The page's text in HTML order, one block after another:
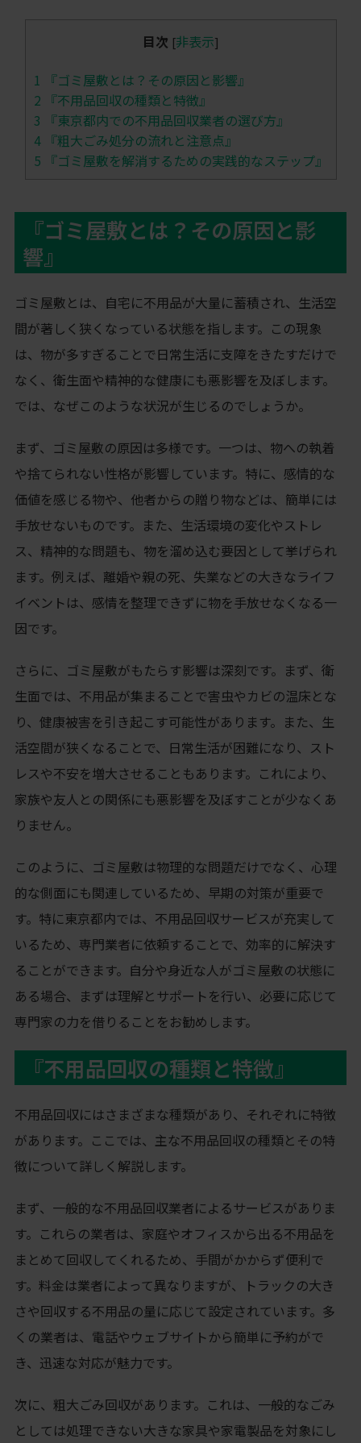
目次 [非表示]
1 『ゴミ屋敷とは？その原因と影響』
2 『不用品回収の種類と特徴』
3 『東京都内での不用品回収業者の選び方』
4『粗大ごみ処分の流れと注意点』
5 『ゴミ屋敷を解消するための実践的なステップ』
『ゴミ屋敷とは？その原因と影
響』
ゴミ屋敷とは、自宅に不用品が大量に蓄積され、生活空
間が著しく狭くなっている状態を指します。この現象
は、物が多すぎることで日常生活に支障をきたすだけで
なく、衛生面や精神的な健康にも悪影響を及ぼします。
では、なぜこのような状況が生じるのでしょうか。
まず、ゴミ屋敷の原因は多様です。一つは、物への執着
や捨てられない性格が影響しています。特に、感情的な
価値を感じる物や、他者からの贈り物などは、簡単には
手放せないものです。また、生活環境の変化やストレ
ス、精神的な問題も、物を溜め込む要因として挙げられ
ます。例えば、離婚や親の死、失業などの大きなライフ
イベントは、感情を整理できずに物を手放せなくなる一
因です。
さらに、ゴミ屋敷がもたらす影響は深刻です。まず、衛
生面では、不用品が集まることで害虫やカビの温床とな
り、健康被害を引き起こす可能性があります。また、生
活空間が狭くなることで、日常生活が困難になり、スト
レスや不安を増大させることもあります。これにより、
家族や友人との関係にも悪影響を及ぼすことが少なくあ
りません。
このように、ゴミ屋敷は物理的な問題だけでなく、心理
的な側面にも関連しているため、早期の対策が重要で
す。特に東京都内では、不用品回収サービスが充実して
いるため、専門業者に依頼することで、効率的に解決す
ることができます。自分や身近な人がゴミ屋敷の状態に
ある場合、まずは理解とサポートを行い、必要に応じて
専門家の力を借りることをお勧めします。
『不用品回収の種類と特徴』
不用品回収にはさまざまな種類があり、それぞれに特徴
があります。ここでは、主な不用品回収の種類とその特
徴について詳しく解説します。
まず、一般的な不用品回収業者によるサービスがありま
す。これらの業者は、家庭やオフィスから出る不用品を
まとめて回収してくれるため、手間がかからず便利で
す。料金は業者によって異なりますが、トラックの大き
さや回収する不用品の量に応じて設定されています。多
くの業者は、電話やウェブサイトから簡単に予約がで
き、迅速な対応が魅力です。
次に、粗大ごみ回収があります。これは、一般的なごみ
としては処理できない大きな家具や家電製品を対象にし